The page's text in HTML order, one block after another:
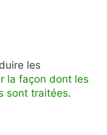
les
la façon dont les
sont traitées.